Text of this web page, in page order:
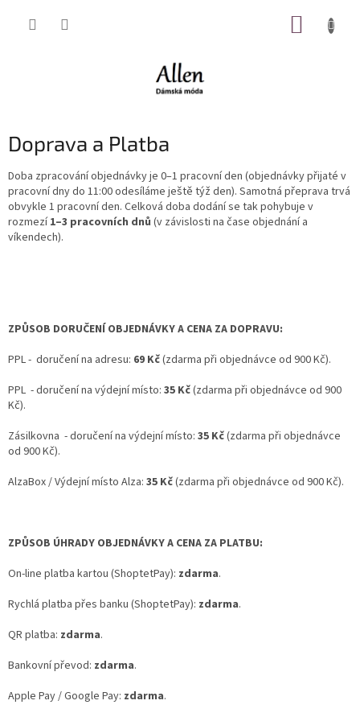
Doprava a Platba
Doba zpracování objednávky je 0–1 pracovní den (objednávky přijaté v
pracovní dny do 11:00 odesíláme ještě týž den). Samotná přeprava trvá
obvykle 1 pracovní den. Celková doba dodání se tak pohybuje v
rozmezí1–3 pracovních dnů (v závislosti na čase objednání a
víkendech).
ZPŮSOB DORUČENÍ OBJEDNÁVKY A CENA ZA DOPRAVU:
PPL - doručení na adresu: 69 Kč(zdarma při objednávce od 900 Kč).
PPL - doručení na výdejní místo: 35 Kč(zdarma při objednávce od 900
Kč).
Zásilkovna - doručení na výdejní místo: 35 Kč(zdarma při objednávce
od 900 Kč).
AlzaBox / Výdejní místo Alza: 35 Kč(zdarma při objednávce od 900 Kč).
ZPŮSOB ÚHRADY OBJEDNÁVKY A CENA ZA PLATBU:
On-line platba kartou (ShoptetPay): zdarma.
Rychlá platba přes banku (ShoptetPay): zdarma.
QR platba: zdarma.
Bankovní převod: zdarma.
Apple Pay / Google Pay: zdarma.